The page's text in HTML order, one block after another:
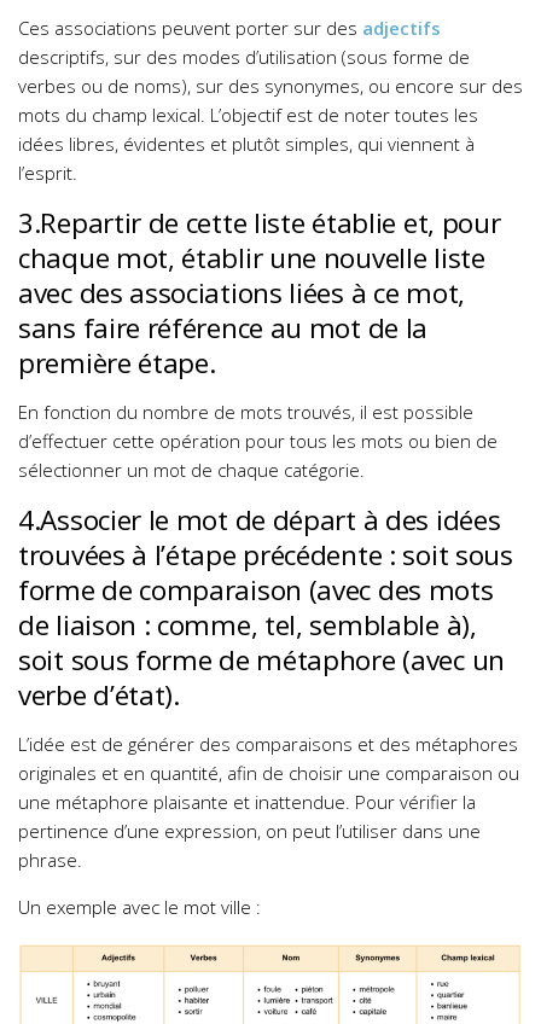
Ces associations peuvent porter sur des adjectifs
descriptifs, sur des modes d’utilisation (sous forme de
verbes ou de noms), sur des synonymes, ou encore sur des
mots du champ lexical. L’objectif est de noter toutes les
idées libres, évidentes et plutôt simples, qui viennent à
l’esprit.
3.Repartir de cette liste établie et, pour
chaque mot, établir une nouvelle liste
avec des associations liées à ce mot,
sans faire référence au mot de la
première étape.
En fonction du nombre de mots trouvés, il est possible
d’effectuer cette opération pour tous les mots ou bien de
sélectionner un mot de chaque catégorie.
4.Associer le mot de départ à des idées
trouvées à l’étape précédente : soit sous
forme de comparaison (avec des mots
de liaison : comme, tel, semblable à),
soit sous forme de métaphore (avec un
verbe d’état).
L’idée est de générer des comparaisons et des métaphores
originales et en quantité, afin de choisir une comparaison ou
une métaphore plaisante et inattendue. Pour vérifier la
pertinence d’une expression, on peut l’utiliser dans une
phrase.
Un exemple avec le mot ville :